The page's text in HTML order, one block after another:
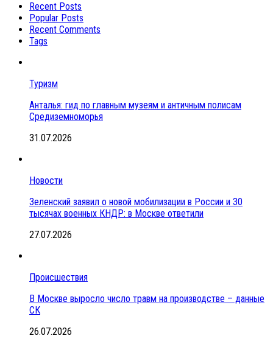
Recent Posts
Popular Posts
Recent Comments
Tags
Туризм
Анталья: гид по главным музеям и античным полисам
Средиземноморья
31.07.2026
Новости
Зеленский заявил о новой мобилизации в России и 30
тысячах военных КНДР: в Москве ответили
27.07.2026
Происшествия
В Москве выросло число травм на производстве – данные
СК
26.07.2026